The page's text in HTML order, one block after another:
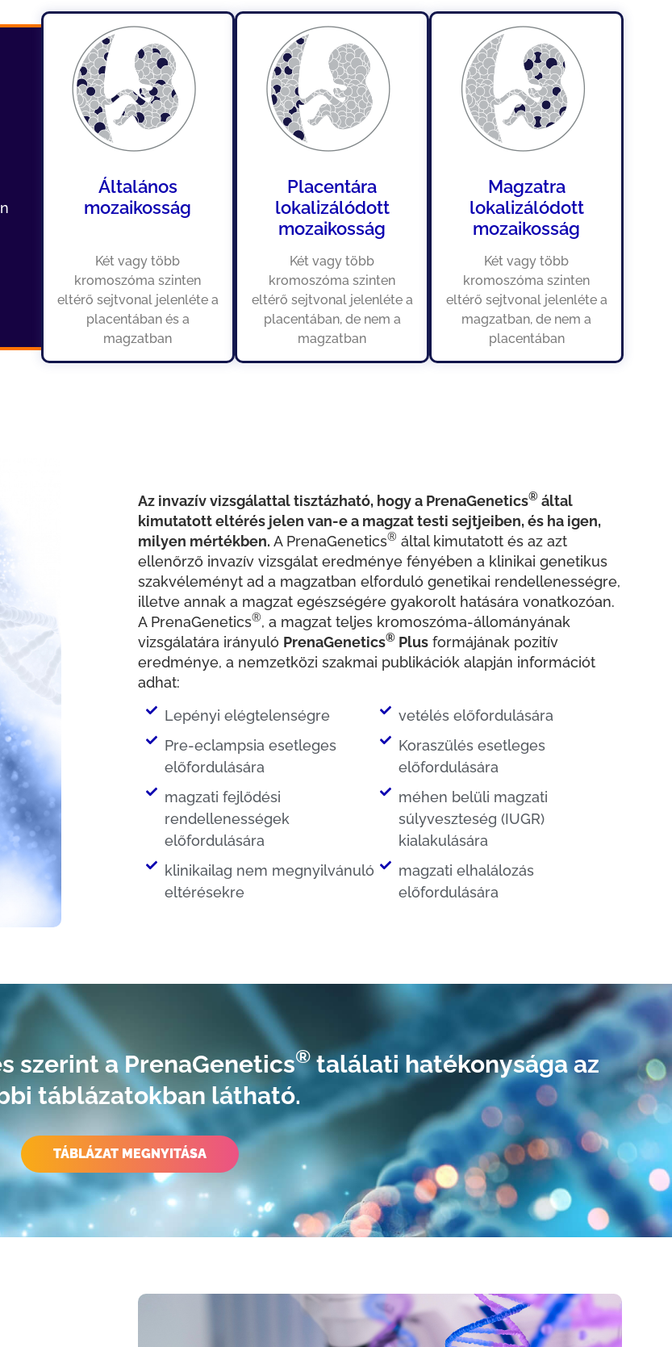
Általános
mozaikosság
Két vagy több
kromoszóma szinten
eltérő sejtvonal jelenléte a
placentában és a
magzatban
Placentára
lokalizálódott
mozaikosság
Két vagy több
kromoszóma szinten
eltérő sejtvonal jelenléte a
placentában, de nem a
magzatban
Magzatra
lokalizálódott
mozaikosság
Két vagy több
kromoszóma szinten
eltérő sejtvonal jelenléte a
magzatban, de nem a
placentában
Az invazív vizsgálattal tisztázható, hogy a PrenaGenetics® által
kimutatott eltérés jelen van-e a magzat testi sejtjeiben, és ha igen,
milyen mértékben. A PrenaGenetics® által kimutatott és az azt
ellenőrző invazív vizsgálat eredménye fényében a klinikai genetikus
szakvéleményt ad a magzatban elforduló genetikai rendellenességre,
illetve annak a magzat egészségére gyakorolt hatására vonatkozóan.
A PrenaGenetics®, a magzat teljes kromoszóma-állományának
vizsgálatára irányuló PrenaGenetics® Plus formájának pozitív
eredménye, a nemzetközi szakmai publikációk alapján információt
adhat:
Lepényi elégtelenségre
Pre-eclampsia esetleges
előfordulására
magzati fejlődési
rendellenességek
előfordulására
klinikailag nem megnyilvánuló
eltérésekre
vetélés előfordulására
Koraszülés esetleges
előfordulására
méhen belüli magzati
súlyveszteség (IUGR)
kialakulására
magzati elhalálozás
előfordulására
szerint a PrenaGenetics®találati hatékonysága az
táblázatokban látható.
TÁBLÁZAT MEGNYITÁSA